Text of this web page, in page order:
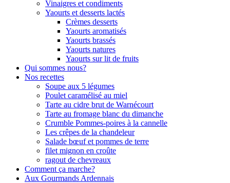
Vinaigres et condiments
Yaourts et desserts lactés
Crèmes desserts
Yaourts aromatisés
Yaourts brassés
Yaourts natures
Yaourts sur lit de fruits
Qui sommes nous?
Nos recettes
Soupe aux 5 légumes
Poulet caramélisé au miel
Tarte au cidre brut de Warnécourt
Tarte au fromage blanc du dimanche
Crumble Pommes-poires à la cannelle
Les crêpes de la chandeleur
Salade bœuf et pommes de terre
filet mignon en croûte
ragout de chevreaux
Comment ça marche?
Aux Gourmands Ardennais